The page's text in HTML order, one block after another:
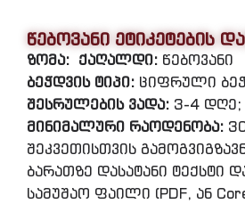
წებოვანი ეტიკეტების
ზომა: ქაღალდი: წებოვანი
ბეჭდვის ტიპი: ციფრული
შესრულების ვადა: 3-4 დღე;
მინიმალური რაოდენობა:
შეკვეთისთვის
ბარათზე დასატანი ტექსტი
სამუშაო ფაილი (PDF, ან